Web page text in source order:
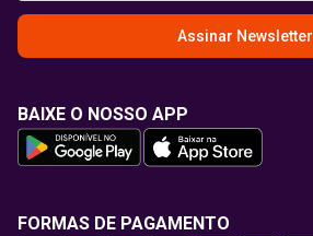
Assinar Newsletter
BAIXE O NOSSO APP
FORMAS DE PAGAMENTO